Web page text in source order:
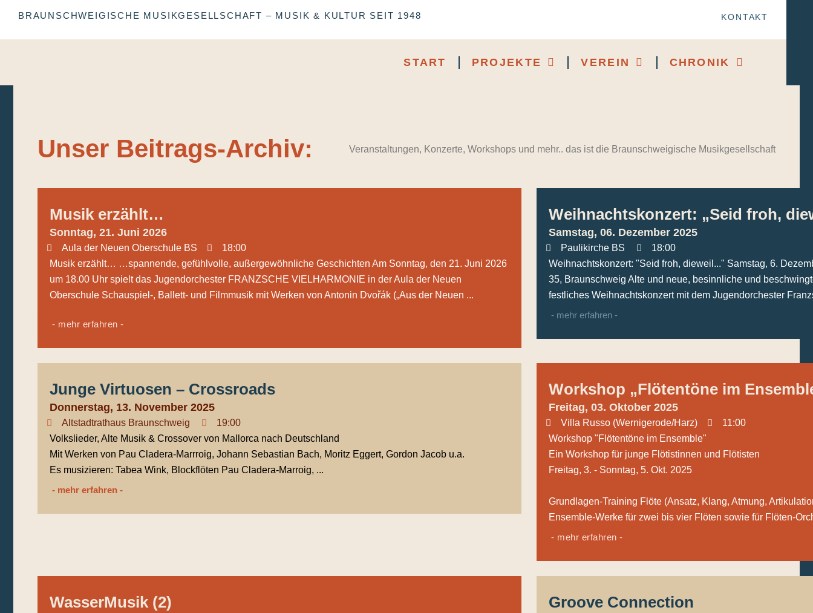
BRAUNSCHWEIGISCHE MUSIKGESELLSCHAFT – MUSIK & KULTUR SEIT 1948 KONTAKT
START PROJEKTE VEREIN CHRONIK
Unser Beitrags-Archiv: Veranstaltungen, Konzerte, Workshops und mehr.. das ist die Braunschweigische Musikgesellschaft
Musik erzählt…
Sonntag, 21. Juni 2026
Aula der Neuen Oberschule BS
18:00
Musik erzählt… …spannende, gefühlvolle, außergewöhnliche Geschichten Am Sonntag, den 21. Juni 2026
um 18.00 Uhr spielt das Jugendorchester FRANZSCHE VIELHARMONIE in der Aula der Neuen
Oberschule Schauspiel-, Ballett- und Filmmusik mit Werken von Antonin Dvořák („Aus der Neuen ...
- mehr erfahren -
Weihnachtskonzert: „Seid froh,
Samstag, 06. Dezember 2025
Paulikirche BS
18:00
Weihnachtskonzert: "Seid froh, dieweil..." Samstag, 6.
35, Braunschweig Alte und neue, besinnliche und
festliches Weihnachtskonzert mit dem Jugendorchester
- mehr erfahren -
Junge Virtuosen – Crossroads
Donnerstag, 13. November 2025
Altstadtrathaus Braunschweig
19:00
Volkslieder, Alte Musik & Crossover von Mallorca nach Deutschland
Mit Werken von Pau Cladera-Marrroig, Johann Sebastian Bach, Moritz Eggert, Gordon Jacob u.a.
Es musizieren: Tabea Wink, Blockflöten Pau Cladera-Marroig, ...
- mehr erfahren -
Workshop „Flötentöne im
Freitag, 03. Oktober 2025
Villa Russo (Wernigerode/Harz)
11:00
Workshop "Flötentöne im Ensemble"
Ein Workshop für junge Flötistinnen und Flötisten
Freitag, 3. - Sonntag, 5. Okt. 2025
Grundlagen-Training Flöte (Ansatz, Klang, Atmung,
Ensemble-Werke für zwei bis vier Flöten sowie für Flöten-
- mehr erfahren -
WasserMusik (2) Groove Connection